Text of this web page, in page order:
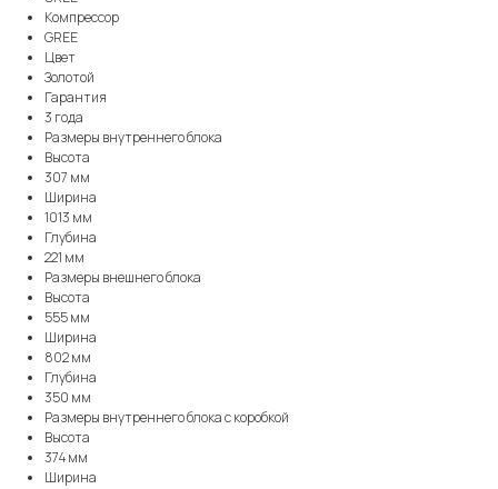
Компрессор
GREE
Цвет
Золотой
Гарантия
3 года
Размеры внутреннего блока
Высота
307 мм
Ширина
1013 мм
Глубина
221 мм
Размеры внешнего блока
Высота
555 мм
Ширина
802 мм
Глубина
350 мм
Размеры внутреннего блока с коробкой
Высота
374 мм
Ширина